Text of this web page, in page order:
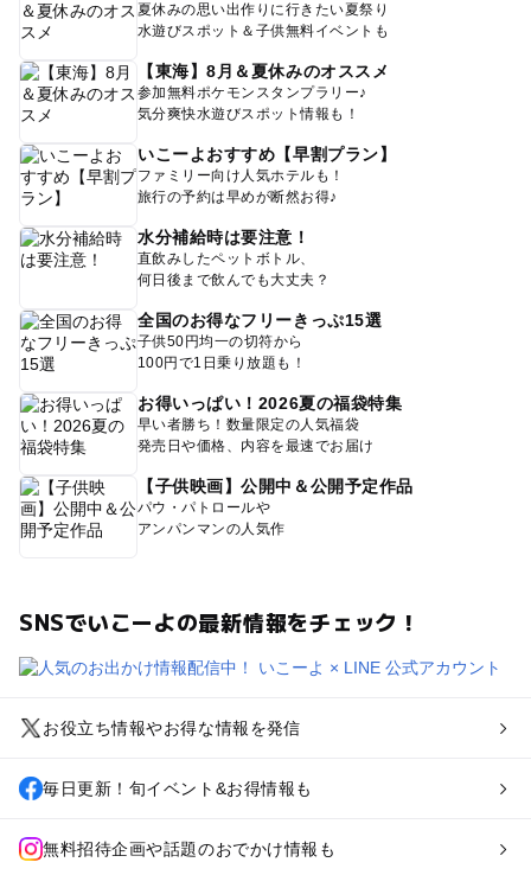
夏休みの思い出作りに行きたい夏祭り
水遊びスポット＆子供無料イベントも
【東海】8月＆夏休みのオススメ
参加無料ポケモンスタンプラリー♪
気分爽快水遊びスポット情報も！
いこーよおすすめ【早割プラン】
ファミリー向け人気ホテルも！
旅行の予約は早めが断然お得♪
水分補給時は要注意！
直飲みしたペットボトル、
何日後まで飲んでも大丈夫？
全国のお得なフリーきっぷ15選
子供50円均一の切符から
100円で1日乗り放題も！
お得いっぱい！2026夏の福袋特集
早い者勝ち！数量限定の人気福袋
発売日や価格、内容を最速でお届け
【子供映画】公開中＆公開予定作品
パウ・パトロールや
アンパンマンの人気作
SNSでいこーよの最新情報をチェック！
お役立ち情報やお得な情報を発信
毎日更新！旬イベント&お得情報も
無料招待企画や話題のおでかけ情報も